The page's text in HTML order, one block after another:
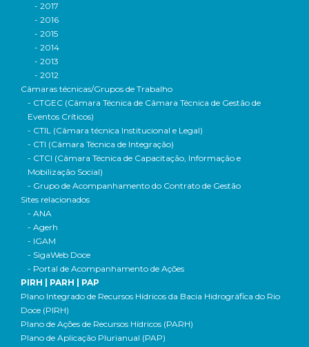
- 2017
- 2016
- 2015
- 2014
- 2013
- 2012
Câmaras técnicas/Grupos de Trabalho
- CTGEC (Câmara Técnica de Câmara Técnica de Gestão de
Eventos Críticos)
- CTIL (Câmara técnica Institucional e Legal)
- CTI (Câmara Técnica de Integração)
- CTCI (Câmara Técnica de Capacitação, Informação e
Mobilização Social)
- Grupo de Acompanhamento do Contrato de Gestão
Sites relacionados
- ANA
- Agerh
- IGAM
- SigaWeb Doce
- Portal de Acompanhamento de Ações
PIRH | PARH | PAP
Plano Integrado de Recursos Hídricos da Bacia Hidrográfica do Rio
Doce (PIRH)
Plano de Ações de Recursos Hídricos (PARH)
Plano de Aplicação Plurianual (PAP)